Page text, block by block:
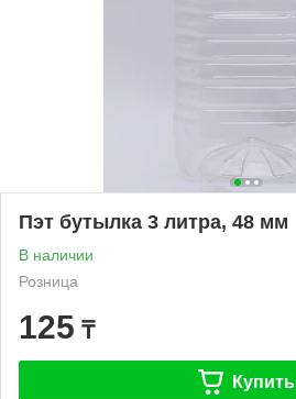
Пэт бутылка 3 литра, 48 мм
В наличии
Розница
125 ₸
Купить